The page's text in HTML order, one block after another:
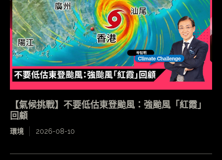
【氣候挑戰】不要低估東登颱風：強颱風「紅霞」
回顧
環境 2026-08-10